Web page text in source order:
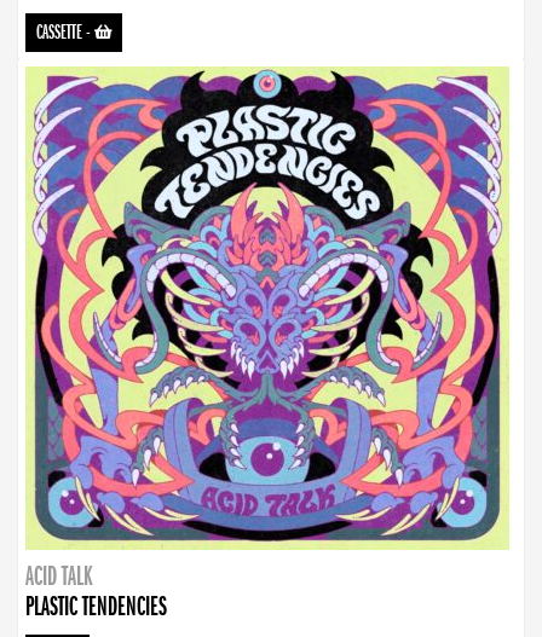
CASSETTE-
ACID TALK
PLASTIC TENDENCIES